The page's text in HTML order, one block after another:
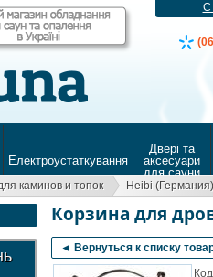
Електроустаткування
Двері та
аксесуари
для сауни
каминов и топок Heibi (Германия)
Корзина для
◄ Вернуться к списку